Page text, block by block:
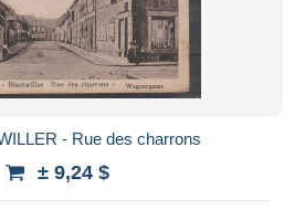
- Rue des charrons
± 9,24 $